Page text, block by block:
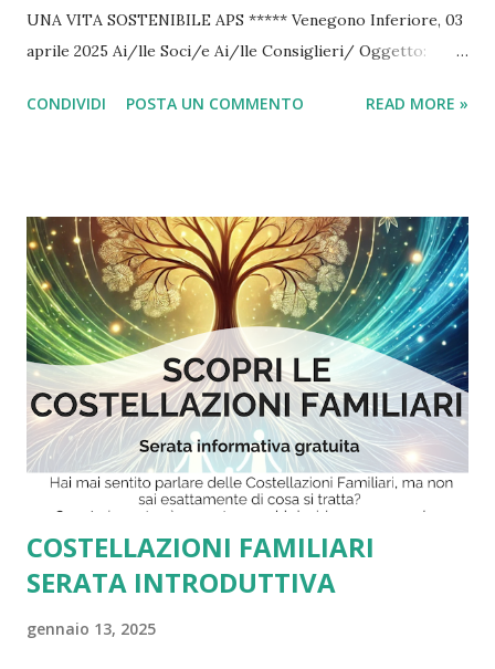
UNA VITA SOSTENIBILE APS ***** Venegono Inferiore, 03
aprile 2025 Ai/lle Soci/e Ai/lle Consiglieri/ Oggetto:
Laboratori per una vita sostenibile aps Il giorno 14 aprile
sul seguente ordine del giorno: 1. Presentazione ed
approvazione del bilancio / rendiconto economico-
finanziario consuntivo anno 2024 2. Presentazione ed
approvazione del programma e del bilancio preventivo
anno 2025 3. Presentazione programma attività 2025\2026
L’assemblea si svolgerà presso la sede associativa in via
Manzoni 84 b a Venegono Inferiore. E’ altresì possibile
partecipare in via telematica, così come previsto dallo
Statuto Associativo, attraverso la piattaforma Meet al link
https://meet.g...
CONDIVIDI POSTA UN COMMENTO READ MORE »
COSTELLAZIONI FAMILIARI
SERATA INTRODUTTIVA
gennaio 13, 2025